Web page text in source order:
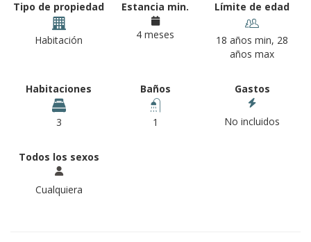
Tipo de propiedad
Habitación
Estancia min.
4 meses
Límite de edad
18 años min, 28
años max
Habitaciones
3
Baños
1
Gastos
No incluidos
Todos los sexos
Cualquiera